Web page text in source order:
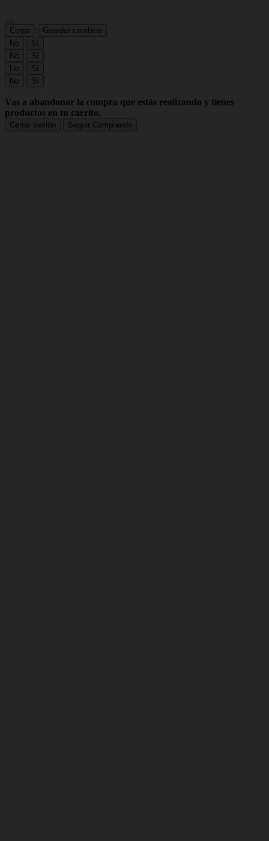
Cerrar
Guardar cambios
No
Sí
No
Sí
No
Sí
No
Sí
Vas a abandonar la compra que estás realizando y tienes
productos en tu carrito.
Cerrar sesión Seguir Comprando